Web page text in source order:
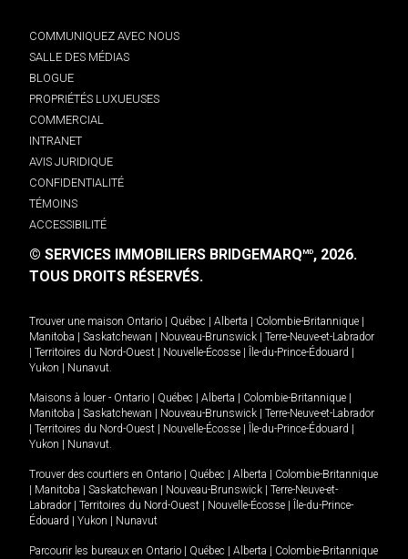
COMMUNIQUEZ AVEC NOUS
SALLE DES MÉDIAS
BLOGUE
PROPRIÉTÉS LUXUEUSES
COMMERCIAL
INTRANET
AVIS JURIDIQUE
CONFIDENTIALITÉ
TÉMOINS
ACCESSIBILITÉ
© SERVICES IMMOBILIERS BRIDGEMARQMD, 2026.
TOUS DROITS RÉSERVÉS.
Trouver une maison Ontario Québec Alberta Colombie-Britannique
Manitoba
Saskatchewan Nouveau-Brunswick
Terre-Neuve-et-Labrador
Territoires du Nord-Ouest Nouvelle-Écosse Île-du-Prince-Édouard
Yukon
Nunavut.
Maisons à louer - Ontario Québec Alberta Colombie-Britannique
Manitoba
Saskatchewan Nouveau-Brunswick
Terre-Neuve-et-Labrador
Territoires du Nord-Ouest Nouvelle-Écosse Île-du-Prince-Édouard
Yukon
Nunavut.
Trouver des courtiers en Ontario Québec Alberta
Colombie-Britannique
Manitoba Saskatchewan Nouveau-Brunswick
Terre-Neuve-et-
Labrador
Territoires du Nord-Ouest Nouvelle-Écosse
Île-du-Prince-
Édouard
Yukon Nunavut
Parcourir les bureaux en Ontario Québec Alberta
Colombie-Britannique